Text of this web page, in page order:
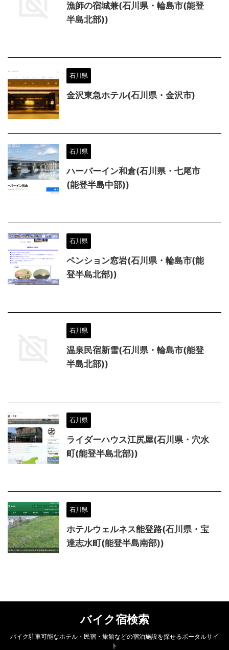
漁師の宿城兼(石川県・輪島市(能登
半島北部))
石川県
金沢東急ホテル(石川県・金沢市)
石川県
ハーバーイン和倉(石川県・七尾市
(能登半島中部))
石川県
ペンション窓岩(石川県・輪島市(能
登半島北部))
石川県
温泉民宿新雪(石川県・輪島市(能登
半島北部))
石川県
ライダーハウス江尻屋(石川県・穴水
町(能登半島北部))
石川県
ホテルウェルネス能登路(石川県・宝
達志水町(能登半島南部))
バイク宿検索
バイク駐車可能なホテル・民宿・旅館などの宿泊施設を探せるポータルサイ
ト